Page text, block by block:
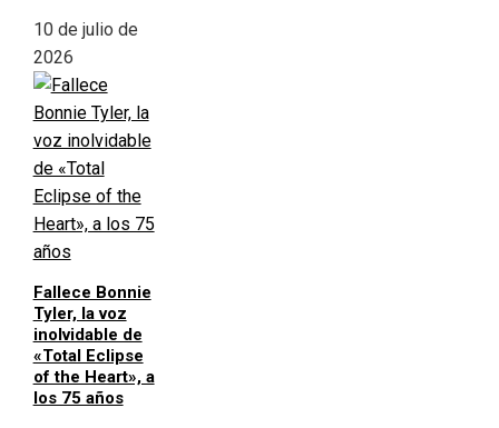
10 de julio de
2026
Fallece Bonnie
Tyler, la voz
inolvidable de
«Total Eclipse
of the Heart», a
los 75 años